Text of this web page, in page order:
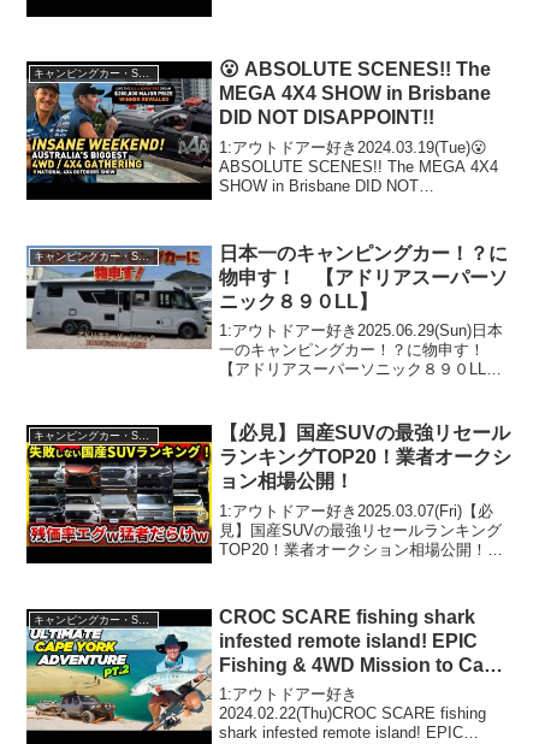
😮 ABSOLUTE SCENES!! The
MEGA 4X4 SHOW in Brisbane
DID NOT DISAPPOINT!!
1:アウトドアー好き2024.03.19(Tue)😮
ABSOLUTE SCENES!! The MEGA 4X4
SHOW in Brisbane DID NOT
キャンピングカー・SUV人気車種
日本一のキャンピングカー！？に
物申す！ 【アドリアスーパーソ
ニック８９０LL】
1:アウトドアー好き2025.06.29(Sun)日本
一のキャンピングカー！？に物申す！
【アドリアスーパーソニック８９０LL】
2025.06.29(Sun)この動画は注目です！
3...
キャンピングカー・SUV人気車種
【必見】国産SUVの最強リセール
ランキングTOP20！業者オークシ
ョン相場公開！
1:アウトドアー好き2025.03.07(Fri)【必
見】国産SUVの最強リセールランキング
TOP20！業者オークション相場公開！っ
この動画は注目です！...
CROC SCARE fishing shark
infested remote island! EPIC
Fishing & 4WD Mission to Cape
York!
1:アウトドアー好き
2024.02.22(Thu)CROC SCARE fishing
shark infested remote island! EPIC